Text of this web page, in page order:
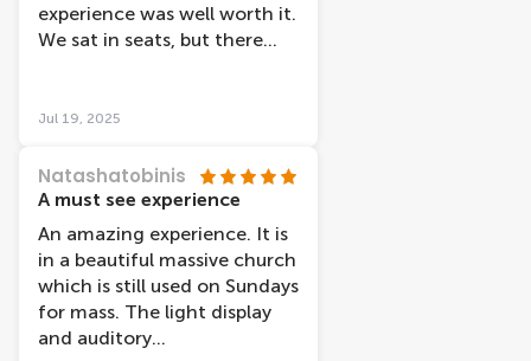
experience was well worth it.
We sat in seats, but there
captivating. Well worth the
from the station and nice
cafes nearby for a snack
whilst waiting for our slot.
Jul 19, 2025
Natashatobinis
A must see experience
An amazing experience. It is
in a beautiful massive church
which is still used on Sundays
for mass. The light display
and auditory